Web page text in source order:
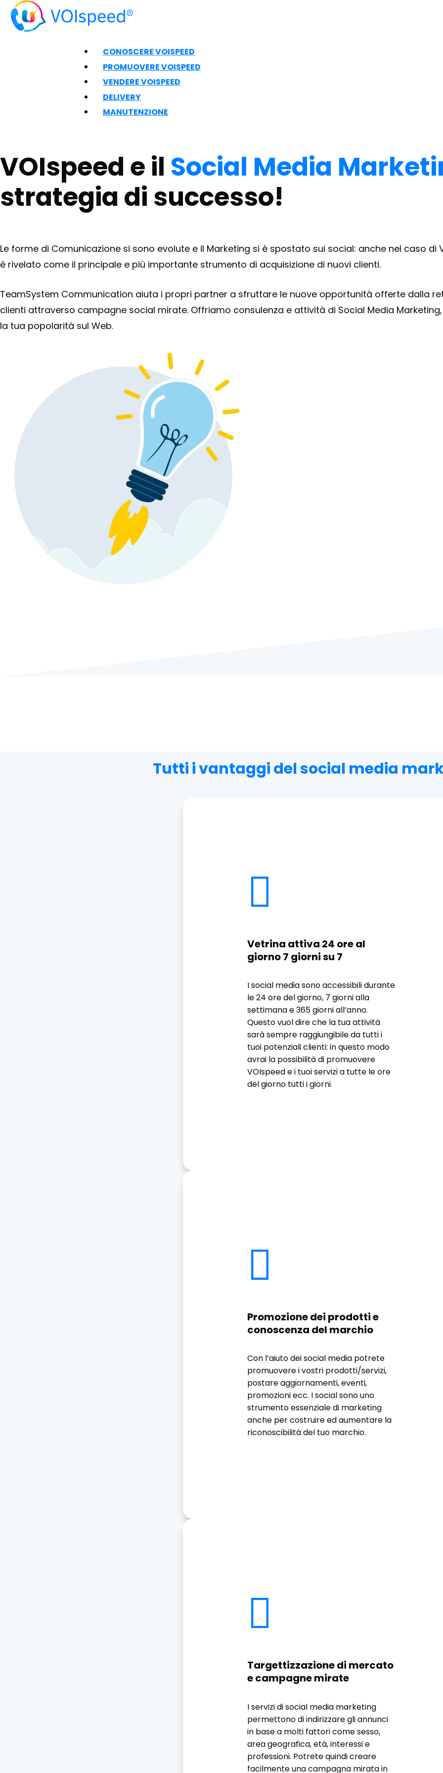
CONOSCERE VOISPEED
PROMUOVERE VOISPEED
VENDERE VOISPEED
DELIVERY
MANUTENZIONE
VOIspeed e il Social Media
strategia di successo!
Le forme di Comunicazione si sono evolute e il Marketing si è spostato sui social: anche nel caso di
è rivelato come il principale e più importante strumento di acquisizione di nuovi clienti.
TeamSystem Communication aiuta i propri partner a sfruttare le nuove opportunità offerte dalla
clienti attraverso campagne social mirate. Offriamo consulenza e attività di Social Media
la tua popolarità sul Web.
Tutti i vantaggi del social media

Vetrina attiva 24 ore al
giorno 7 giorni su 7
I social media sono accessibili durante
le 24 ore del giorno, 7 giorni alla
settimana e 365 giorni all’anno.
Questo vuol dire che la tua attività
sarà sempre raggiungibile da tutti i
tuoi potenziali clienti: in questo modo
avrai la possibilità di promuovere
VOIspeed e i tuoi servizi a tutte le ore
del giorno tutti i giorni.

Promozione dei prodotti e
conoscenza del marchio
Con l’aiuto dei social media potrete
promuovere i vostri prodotti/servizi,
postare aggiornamenti, eventi,
promozioni ecc. I social sono uno
strumento essenziale di marketing
anche per costruire ed aumentare la
riconoscibilità del tuo marchio.

Targettizzazione di mercato
e campagne mirate
I servizi di social media marketing
permettono di indirizzare gli annunci
in base a molti fattori come sesso,
area geografica, età, interessi e
professioni. Potrete quindi creare
facilmente una campagna mirata in